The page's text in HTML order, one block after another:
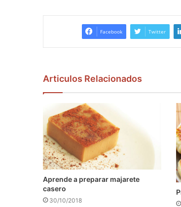
Facebook Twitter
Articulos Relacionados
Aprende a preparar majarete
casero
30/10/2018